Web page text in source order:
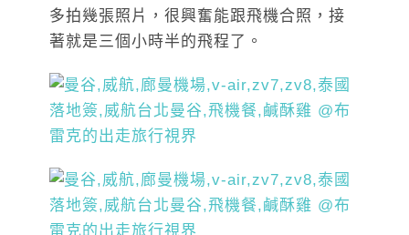
多拍幾張照片，很興奮能跟飛機合照，接
著就是三個小時半的飛程了。